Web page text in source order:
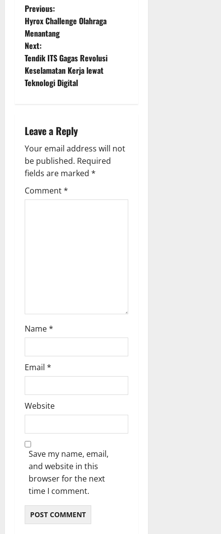
P
o
s
t
v
i
g
a
Previous:
Hyrox Challenge Olahraga
Menantang
Next:
Tendik ITS Gagas Revolusi
Keselamatan Kerja lewat
Teknologi Digital
Leave a Reply
Your email address will not
be published. Required
fields are marked *
Comment*
Name*
Email *
Website
Save my name, email,
and website in this
browser for the next
time I comment.